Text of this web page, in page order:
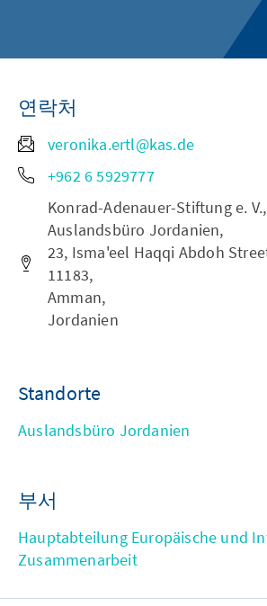
연락처
veronika.ertl@kas.de
+962 6 5929777
Konrad-Adenauer-Stiftung e. V.,
Auslandsbüro Jordanien,
23, Isma'eel Haqqi Abdoh
11183,
Amman,
Jordanien
Standorte
Auslandsbüro Jordanien
부서
Hauptabteilung Europäische und
Zusammenarbeit